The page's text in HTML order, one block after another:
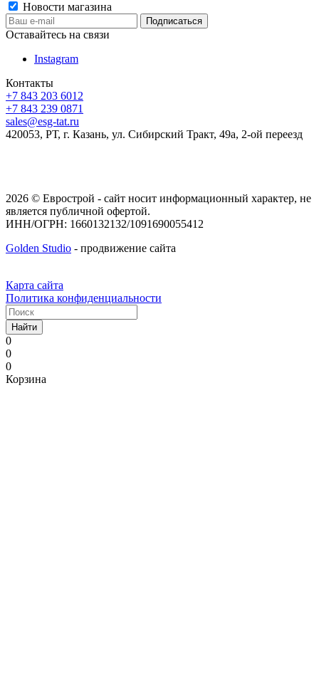
Новости магазина
Оставайтесь на связи
Instagram
Контакты
+7 843 203 6012
+7 843 239 0871
sales@esg-tat.ru
420053, РТ, г. Казань, ул. Сибирский Тракт, 49а, 2-ой переезд
2026 © Еврострой - сайт носит информационный характер, не
является публичной офертой.
ИНН/ОГРН: 1660132132/1091690055412
Golden Studio - продвижение сайта
Карта сайта
Политика конфиденциальности
Найти
0
0
0
Корзина